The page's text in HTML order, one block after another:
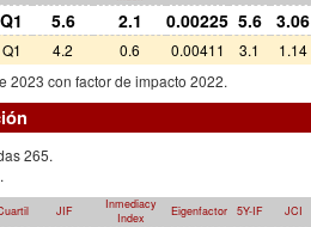
Q1 5.6 2.1 0.00225 5.6 3.06
Q1 4.2 0.6 0.00411 3.1
1.14
2023 con factor de impacto 2022.
265.
JIF
Inmediacy
Index
Eigenfactor 5Y-IF JCI